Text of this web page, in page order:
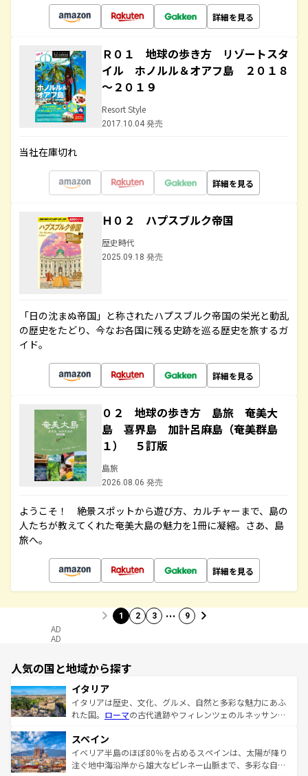
詳細を見る
Ｒ０１ 地球の歩き方 リゾートスタ
イル ホノルル＆オアフ島 ２０１８
～２０１９
Resort Style
2017.10.04 発売
当社在庫切れ
詳細を見る
Ｈ０２ ハプスブルク帝国
歴史時代
2025.09.18 発売
「日の沈まぬ帝国」と称されたハプスブルク帝国の栄光と動乱
の歴史をたどり、今なお各国に残る史跡を巡る歴史を旅するガ
イド。
詳細を見る
０２ 地球の歩き方 島旅 奄美大
島 喜界島 加計呂麻島（奄美群島
１） ５訂版
島旅
2026.08.06 発売
ようこそ！ 絶景スポットから遊び方、カルチャーまで、島の
人たちが教えてくれた奄美大島の魅力を1冊に凝縮。さあ、島
旅へ。
詳細を見る
1 2 3 … 9
AD
AD
人気の国と地域から探す
イタリア
イタリアは歴史、文化、グルメ、自然と多彩な魅力にあふ
れた国。 ローマの古代遺跡やフィレンツェのルネッサンス
ろん、トスカーナの美しい田園風景やアマルフィ海岸の絶
景など、自然景観も見逃せない。観光の合間には、本場の
ピザやパスタなど、絶品のイタリア料理を堪能することも
スペイン
イベリア半島のほぼ80％を占めるスペインは、太陽が降り
注ぐ地中海沿岸から雄大なピレネー山脈まで、多彩な自然